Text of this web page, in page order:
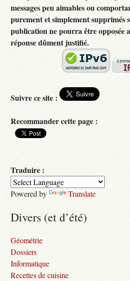
messages peu aimables ou
purement et simplement
publication ne pourra être opposée
réponse dûment justifié.
Suivre ce site :
Recommander cette page :
Traduire :
Powered by Translate
Divers (et d’été)
Géométrie
Dossiers
Informatique
Recettes de cuisine